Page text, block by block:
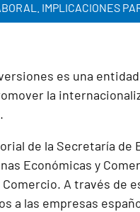
IMPLICACIONES
es una
la
de la Secretaría
Económicas y
A través de
a las empresas